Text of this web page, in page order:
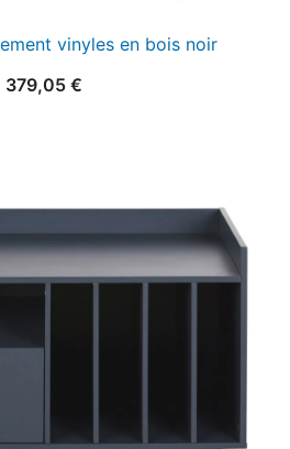
vinyles en bois noir
379,05 €